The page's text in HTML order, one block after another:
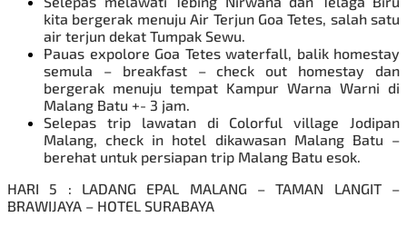
kita bergerak menuju Air Terjun Goa Tetes, salah satu
air terjun dekat Tumpak Sewu.
Pauas expolore Goa Tetes waterfall, balik homestay
semula – breakfast – check out homestay dan
bergerak menuju tempat Kampur Warna Warni di
Malang Batu +- 3 jam.
Selepas trip lawatan di Colorful village Jodipan
Malang, check in hotel dikawasan Malang Batu –
berehat untuk persiapan trip Malang Batu esok.
HARI 5 : LADANG EPAL MALANG – TAMAN LANGIT –
BRAWIJAYA – HOTEL SURABAYA